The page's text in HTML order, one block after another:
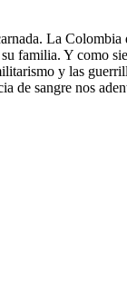
La Colombia
familia. Y como
y las
de sangre nos